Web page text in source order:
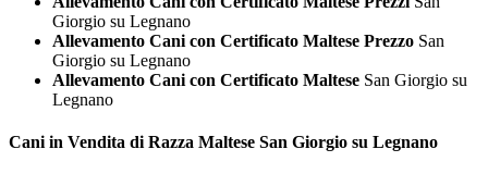
Giorgio su Legnano
Allevamento Cani con Certificato Maltese Prezzo San
Giorgio su Legnano
Allevamento Cani con Certificato Maltese San Giorgio su
Legnano
Cani in Vendita di Razza Maltese San Giorgio su Legnano